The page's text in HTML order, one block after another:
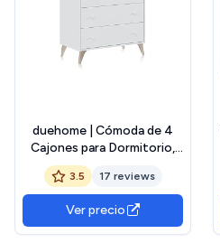
duehome | Cómoda de 4
Cajones para Dormitorio,
Cajonera Dormitorio,
Modelo Iconic, Acabado en
Blanco Artik, Medidas: 77,5
cm (Largo) x 95 cm (Alto) x
40 cm (Fondo)
3.5 17 reviews
Ver precio